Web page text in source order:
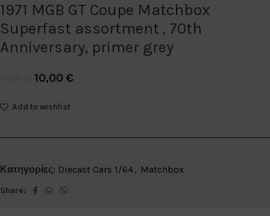
1971 MGB GT Coupe Matchbox
Superfast assortment , 70th
Anniversary, primer grey
10,00 €
Add to wishlist
Κατηγορίες: Diecast Cars 1/64, Matchbox
Share: